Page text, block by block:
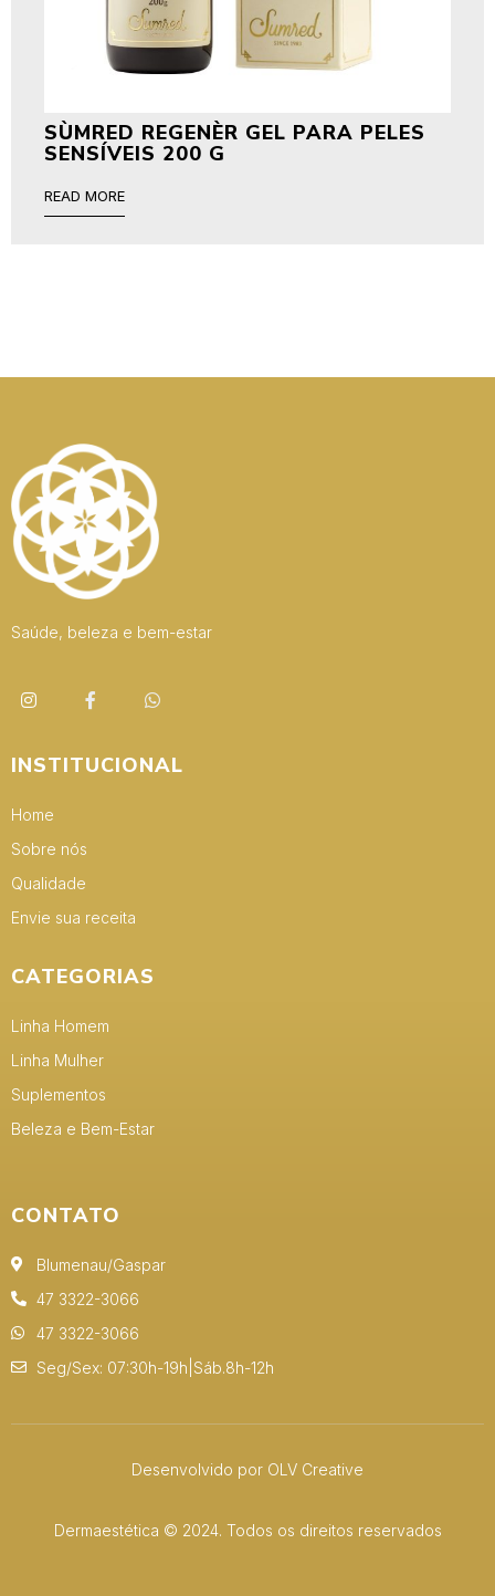
SÙMRED REGENÈR GEL PARA PELES
SENSÍVEIS 200 G
READ MORE
Saúde, beleza e bem-estar
INSTITUCIONAL
Home
Sobre nós
Qualidade
Envie sua receita
CATEGORIAS
Linha Homem
Linha Mulher
Suplementos
Beleza e Bem-Estar
CONTATO
Blumenau/Gaspar
47 3322-3066
47 3322-3066
Seg/Sex: 07:30h-19h|Sáb.8h-12h
Desenvolvido por OLV Creative
Dermaestética © 2024. Todos os direitos reservados